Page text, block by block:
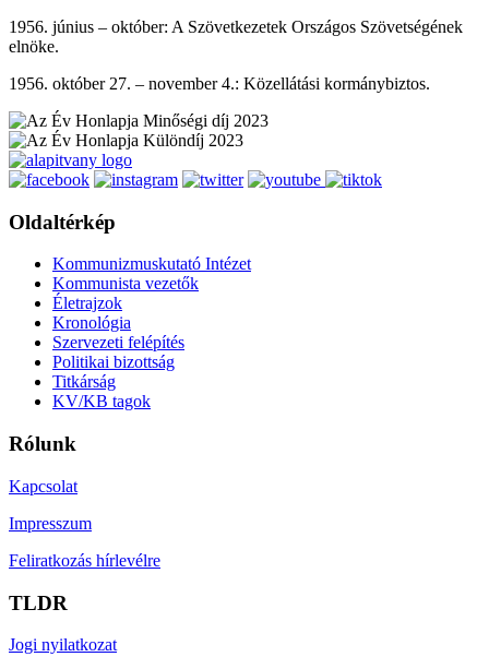
1956. június – október: A Szövetkezetek Országos Szövetségének
elnöke.
1956. október 27. – november 4.: Közellátási kormánybiztos.
Oldaltérkép
Kommunizmuskutató Intézet
Kommunista vezetők
Életrajzok
Kronológia
Szervezeti felépítés
Politikai bizottság
Titkárság
KV/KB tagok
Rólunk
Kapcsolat
Impresszum
Feliratkozás hírlevélre
TLDR
Jogi nyilatkozat